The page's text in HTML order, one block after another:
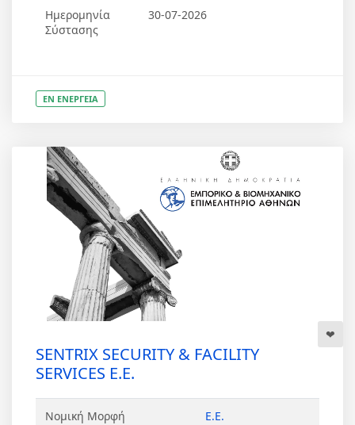
Ημερομηνία
Σύστασης
30-07-2026
ΕΝ ΕΝΕΡΓΕΙΑ
SENTRIX SECURITY & FACILITY
SERVICES Ε.Ε.
Νομική Μορφή Ε.Ε.